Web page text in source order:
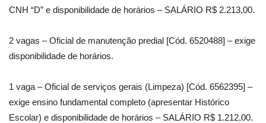
CNH “D” e disponibilidade de horários – SALÁRIO R$ 2.213,00.
2 vagas – Oficial de manutenção predial [Cód. 6520488] – exige
disponibilidade de horários.
1 vaga – Oficial de serviços gerais (Limpeza) [Cód. 6562395] –
exige ensino fundamental completo (apresentar Histórico
Escolar) e disponibilidade de horários – SALÁRIO R$ 1.212,00.